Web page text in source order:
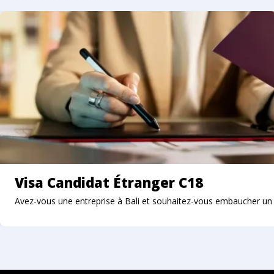
En règle générale, le rendez-vous est prévu à
l'approche de la date d'expiration du visa.
6. Document de prolongation
Après la fin du processus, votre nouveau tampon
électronique sera téléchargé sur votre compte
personnel.
7. Retour du passeport (si requis)
Le passeport peut être récupéré au bureau ou livré
par coursier.
Visa Candidat Étranger C18
Avez-vous une entreprise à Bali et souhaitez-vous embaucher